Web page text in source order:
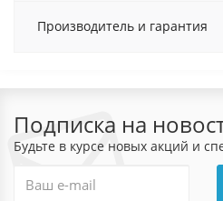
Производитель и гарантия
Подписка на
Будьте в курсе новых акций и